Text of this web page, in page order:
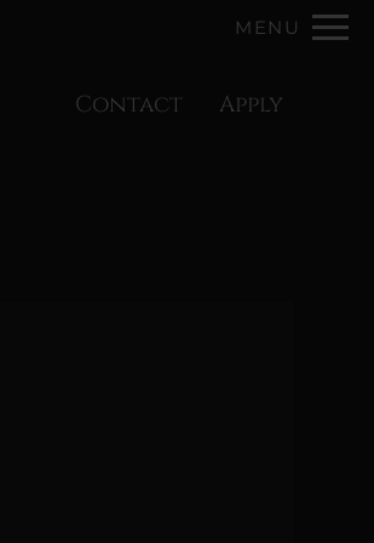
Remove this option from view
MENU
Contact Apply